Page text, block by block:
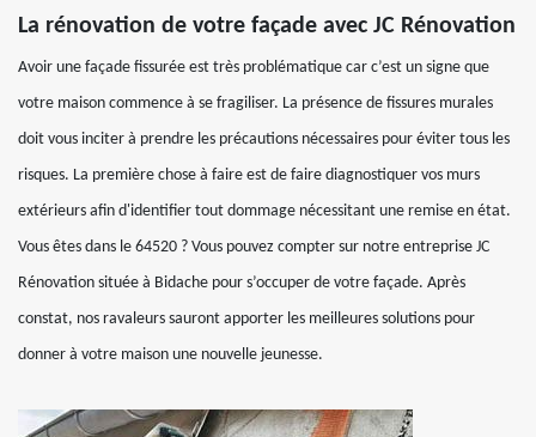
La rénovation de votre façade avec JC Rénovation
Avoir une façade fissurée est très problématique car c’est un signe que
votre maison commence à se fragiliser. La présence de fissures murales
doit vous inciter à prendre les précautions nécessaires pour éviter tous les
risques. La première chose à faire est de faire diagnostiquer vos murs
extérieurs afin d'identifier tout dommage nécessitant une remise en état.
Vous êtes dans le 64520 ? Vous pouvez compter sur notre entreprise JC
Rénovation située à Bidache pour s’occuper de votre façade. Après
constat, nos ravaleurs sauront apporter les meilleures solutions pour
donner à votre maison une nouvelle jeunesse.